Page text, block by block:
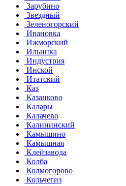
Зарубино
Звездный
Зеленогорский
Ивановка
Ижморский
Ильинка
Индустрия
Инской
Итатский
Каз
Казанково
Калары
Калачево
Калининский
Камышино
Камышная
Клейзавода
Колба
Колмогорово
Кольчегиз